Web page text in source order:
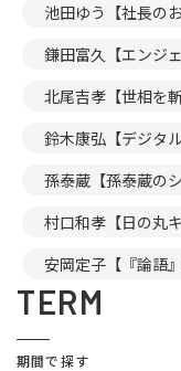
池田ゆう【社長の
鎌田富久【エンジェ
北尾吉孝【世相を斬
鈴木康弘【デジタ
孫泰蔵【孫泰蔵の
村口和孝【日の丸
安岡定子【『論語
TERM
期間で探す